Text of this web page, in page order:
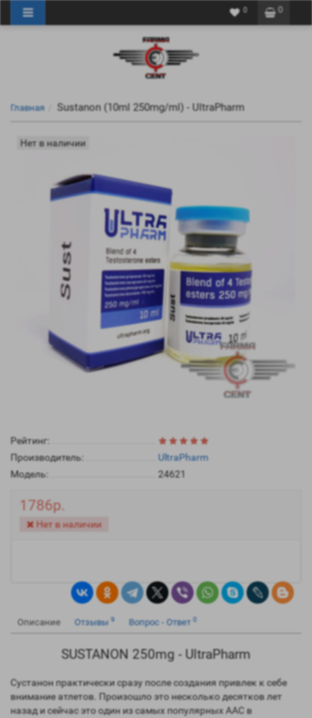
0
0
Главная Sustanon (10ml 250mg/ml) - UltraPharm
Нет в наличии
Рейтинг:
Производитель:
UltraPharm
Модель:
24621
1786р.
Нет в наличии
Описание Отзывы 9 Вопрос - Ответ 0
SUSTANON 250mg - UltraPharm
Сустанон практически сразу после создания привлек к себе
внимание атлетов. Произошло это несколько десятков лет
назад и сейчас это один из самых популярных ААС в